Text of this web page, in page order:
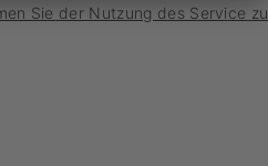
Sie der Nutzung des Service zu